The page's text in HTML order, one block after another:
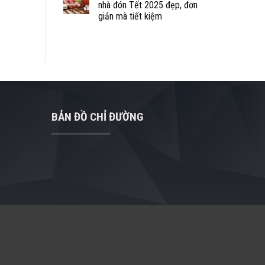
nhà đón Tết 2025 đẹp, đơn
giản mà tiết kiệm
BẢN ĐỒ CHỈ ĐƯỜNG